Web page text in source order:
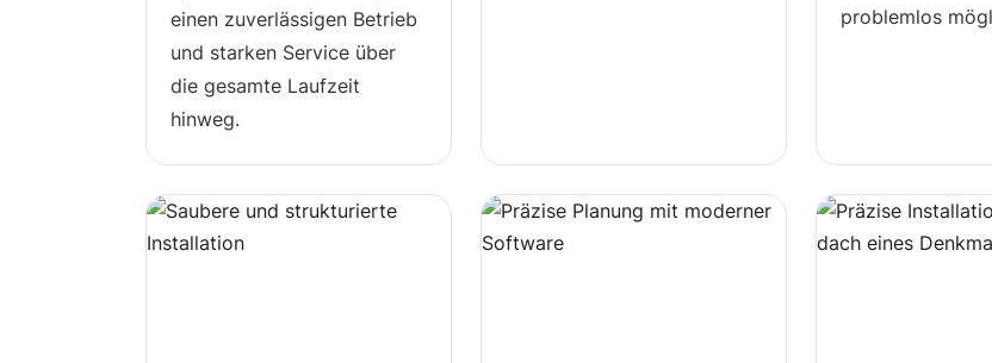
einen zuverlässigen Betrieb
und starken Service über
die gesamte Laufzeit
hinweg.
problemlos